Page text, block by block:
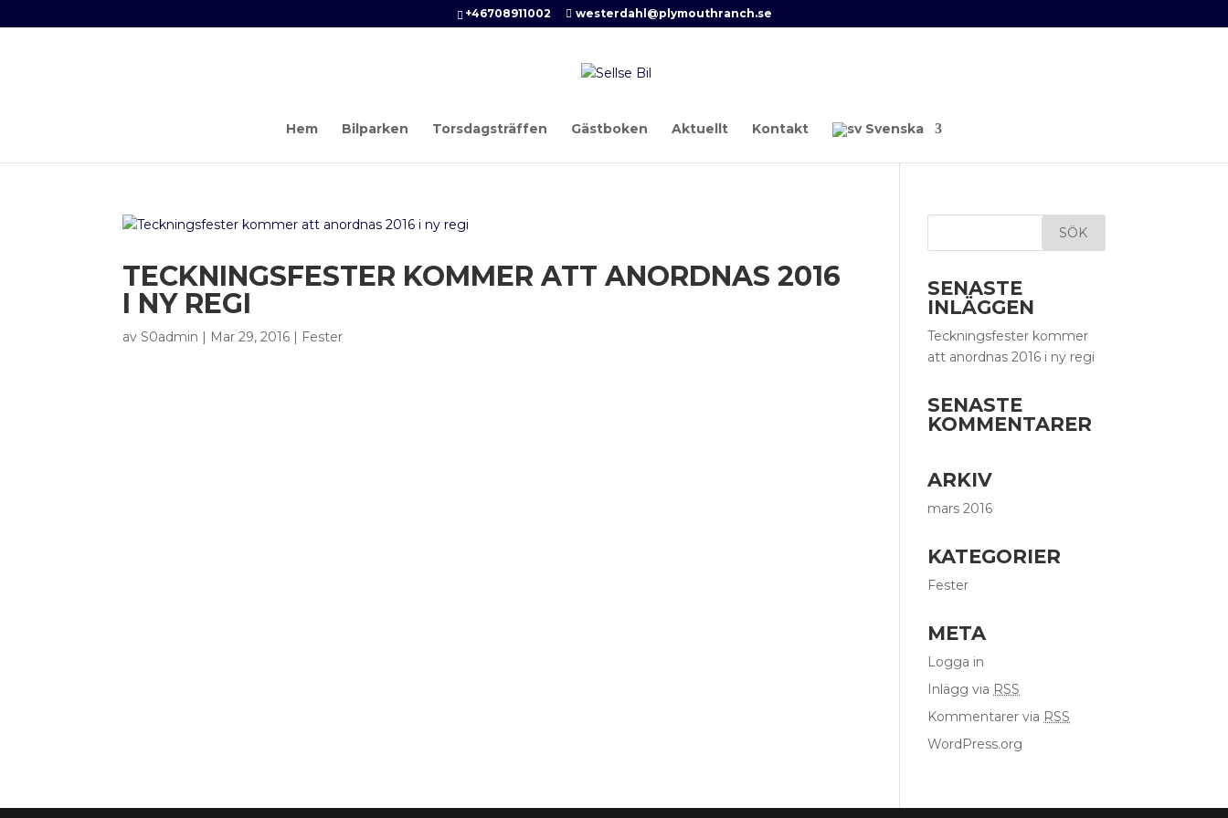
+46708911002 westerdahl@plymouthranch.se
Hem Bilparken Torsdagsträffen Gästboken Aktuellt Kontakt Svenska
TECKNINGSFESTER KOMMER ATT ANORDNAS 2016
I NY REGI
avS0admin | Mar 29, 2016 | Fester
SENASTE
INLÄGGEN
Teckningsfester kommer
att anordnas 2016 i ny regi
SENASTE
KOMMENTARER
ARKIV
mars 2016
KATEGORIER
Fester
META
Logga in
Inlägg via RSS
Kommentarer via RSS
WordPress.org